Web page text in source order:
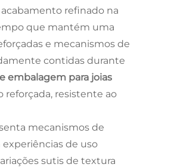
refinado na
que mantém uma
e mecanismos de
contidas durante
embalagem para joias
reforçada, resistente ao
mecanismos de
de uso
sutis de textura